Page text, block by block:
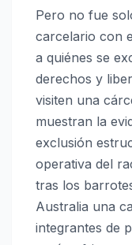
Pero no fue
carcelario con
a quiénes se
derechos y
visiten una
muestran la
exclusión
operativa del
tras los
Australia una
integrantes de